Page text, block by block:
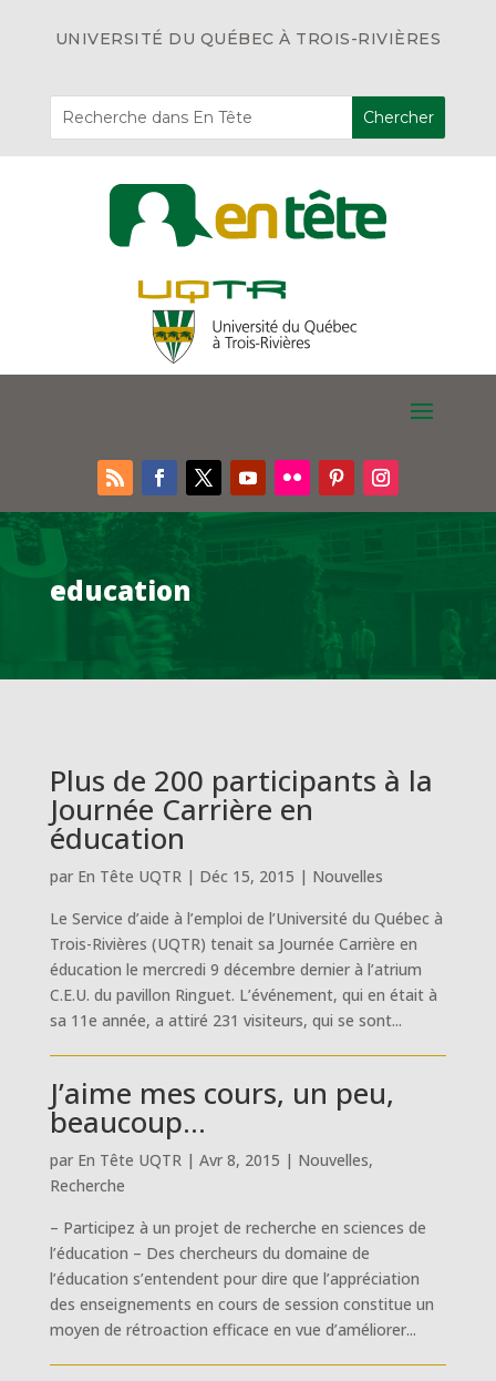
UNIVERSITÉ DU QUÉBEC À TROIS-RIVIÈRES
education
Plus de 200 participants à la
Journée Carrière en
éducation
par En Tête UQTR| Déc 15, 2015 | Nouvelles
Le Service d’aide à l’emploi de l’Université du Québec à
Trois-Rivières (UQTR) tenait sa Journée Carrière en
éducation le mercredi 9 décembre dernier à l’atrium
C.E.U. du pavillon Ringuet. L’événement, qui en était à
sa 11e année, a attiré 231 visiteurs, qui se sont...
J’aime mes cours, un peu,
beaucoup…
par En Tête UQTR| Avr 8, 2015 | Nouvelles,
Recherche
– Participez à un projet de recherche en sciences de
l’éducation – Des chercheurs du domaine de
l’éducation s’entendent pour dire que l’appréciation
des enseignements en cours de session constitue un
moyen de rétroaction efficace en vue d’améliorer...